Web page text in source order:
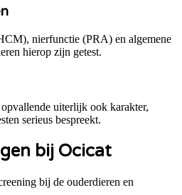
nierfunctie (PRA) en algemene
hierop zijn getest.
uiterlijk ook karakter,
serieus bespreekt.
bij Ocicat
bij de ouderdieren en